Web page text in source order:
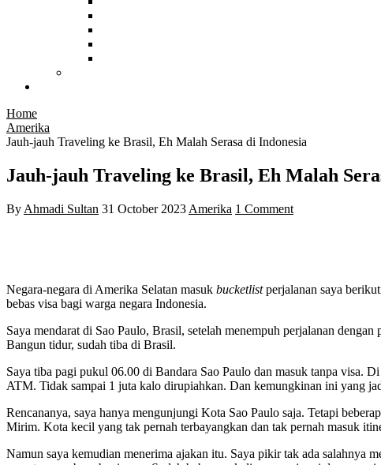
Home
Amerika
Jauh-jauh Traveling ke Brasil, Eh Malah Serasa di Indonesia
Jauh-jauh Traveling ke Brasil, Eh Malah
By Ahmadi Sultan 31 October 2023 Amerika 1 Comment
Negara-negara di Amerika Selatan masuk bucketlistperjalanan saya
bebas visa bagi warga negara Indonesia.
Saya mendarat di Sao Paulo, Brasil, setelah menempuh perjalanan
Bangun tidur, sudah tiba di Brasil.
Saya tiba pagi pukul 06.00 di Bandara Sao Paulo dan masuk tanpa visa.
ATM. Tidak sampai 1 juta kalo dirupiahkan. Dan kemungkinan ini yang
Rencananya, saya hanya mengunjungi Kota Sao Paulo saja. Tetapi
Mirim. Kota kecil yang tak pernah terbayangkan dan tak pernah masuk
Namun saya kemudian menerima ajakan itu. Saya pikir tak ada salahnya